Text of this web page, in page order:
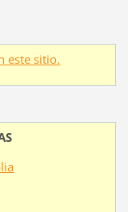
este sitio.